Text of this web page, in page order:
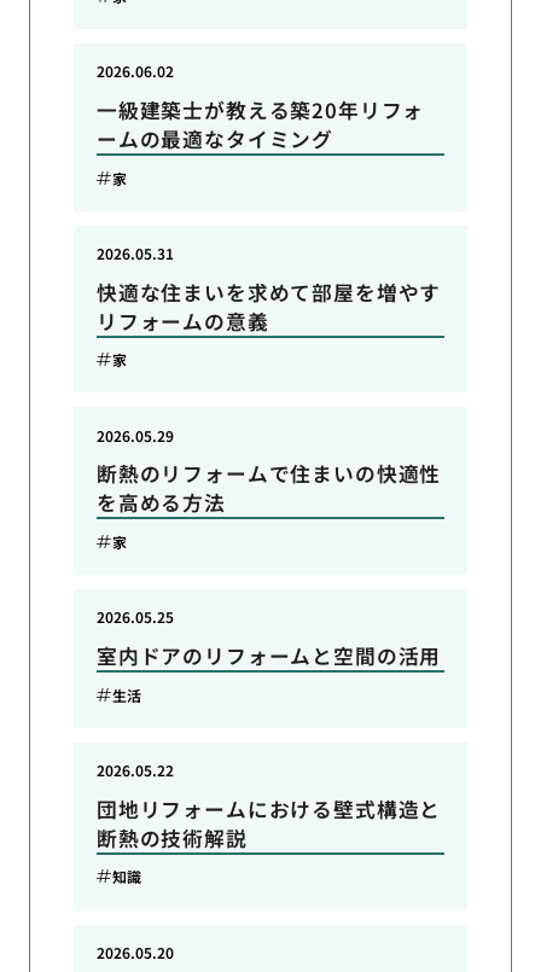
一級建築士が教える築20年リフォ
ームの最適なタイミング
2026.06.02
家
快適な住まいを求めて部屋を増やす
リフォームの意義
2026.05.31
家
断熱のリフォームで住まいの快適性
を高める方法
2026.05.29
家
室内ドアのリフォームと空間の活用
2026.05.25
生活
団地リフォームにおける壁式構造と
断熱の技術解説
2026.05.22
知識
2026.05.20